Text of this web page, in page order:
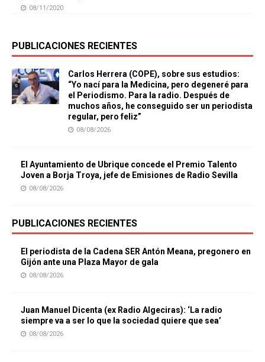
08/11/2020
PUBLICACIONES RECIENTES
Carlos Herrera (COPE), sobre sus estudios:
“Yo nací para la Medicina, pero degeneré para
el Periodismo. Para la radio. Después de
muchos años, he conseguido ser un periodista
regular, pero feliz”
08/08/2026
El Ayuntamiento de Ubrique concede el Premio Talento
Joven a Borja Troya, jefe de Emisiones de Radio Sevilla
08/08/2026
PUBLICACIONES RECIENTES
El periodista de la Cadena SER Antón Meana, pregonero en
Gijón ante una Plaza Mayor de gala
08/08/2026
Juan Manuel Dicenta (ex Radio Algeciras): ‘La radio
siempre va a ser lo que la sociedad quiere que sea’
08/08/2026